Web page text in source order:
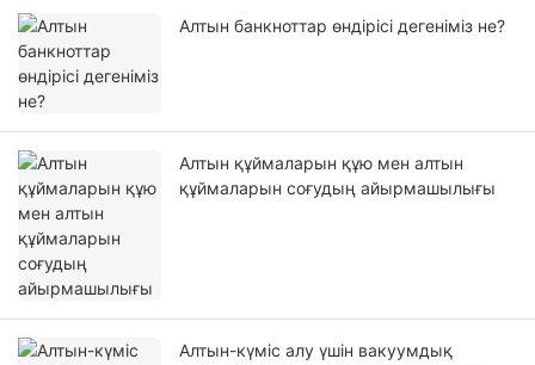
Алтын банкноттар өндірісі дегеніміз не?
Алтын құймаларын құю мен алтын
құймаларын соғудың айырмашылығы
Алтын-күміс алу үшін вакуумдық